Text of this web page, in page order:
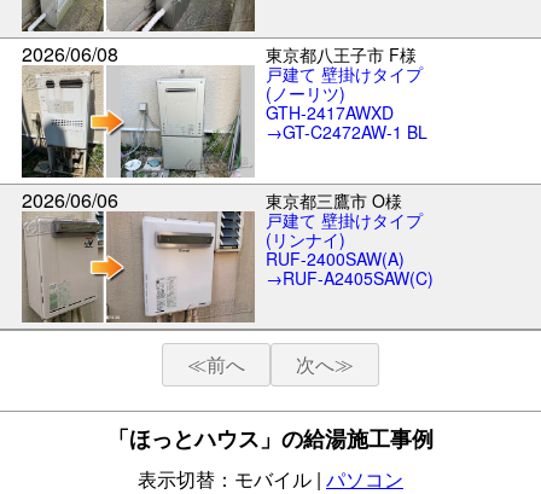
2026/06/08
東京都八王子市 F様
戸建て 壁掛けタイプ
(ノーリツ)
GTH-2417AWXD
→GT-C2472AW-1 BL
2026/06/06
東京都三鷹市 O様
戸建て 壁掛けタイプ
(リンナイ)
RUF-2400SAW(A)
→RUF-A2405SAW(C)
≪前へ 次へ≫
「ほっとハウス」の給湯施工事例
表示切替：モバイル | パソコン